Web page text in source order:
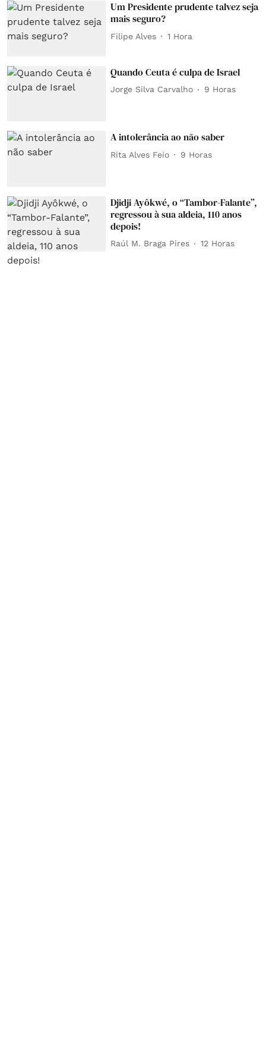
Um Presidente prudente talvez seja
mais seguro?
Filipe Alves 1 Hora
Quando Ceuta é culpa de Israel
Jorge Silva Carvalho 9 Horas
A intolerância ao não saber
Rita Alves Feio 9 Horas
Djidji Ayôkwé, o “Tambor-Falante”,
regressou à sua aldeia, 110 anos
depois!
Raúl M. Braga Pires 12 Horas